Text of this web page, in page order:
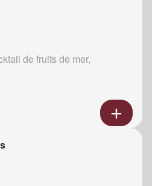
de fruits de mer,